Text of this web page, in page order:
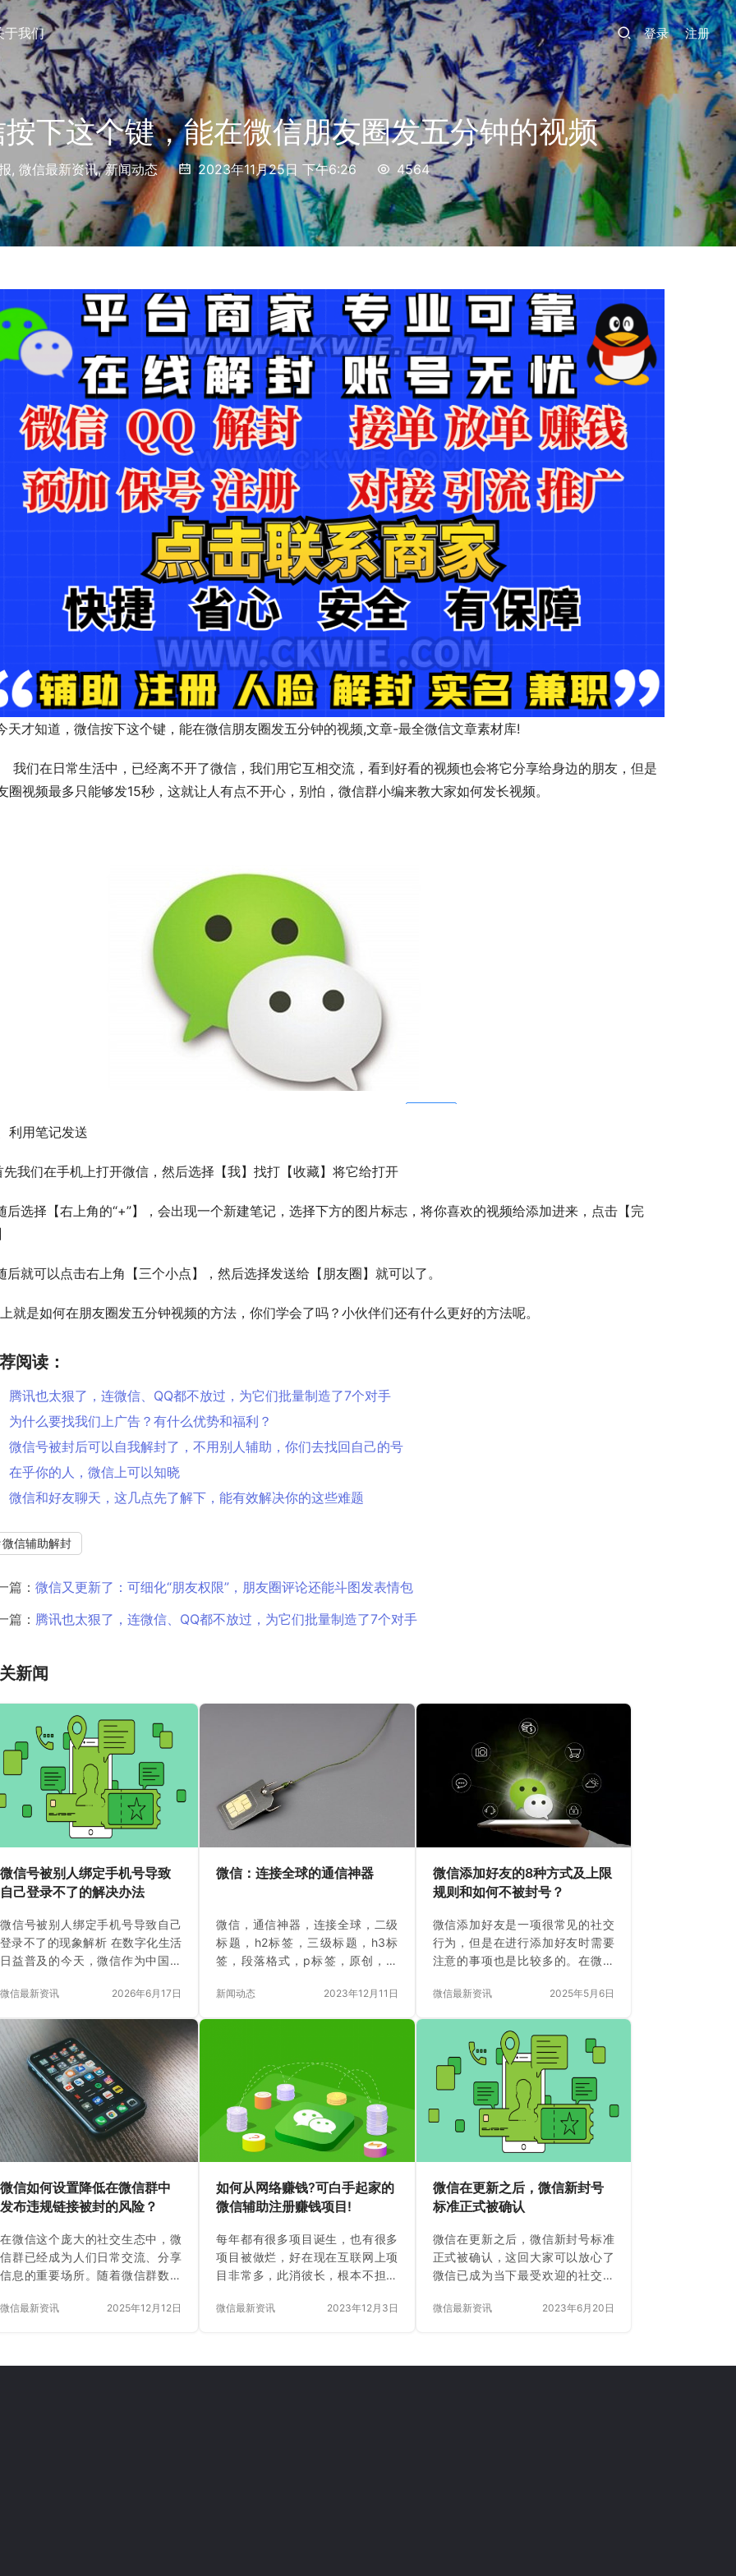
于我们 登录 注册
下这个键，能在微信朋友圈发五分钟的视频
, 微信最新资讯,新闻动态 2023年11月25日 下午6:26 4564
今天才知道，微信按下这个键，能在微信朋友圈发五分钟的视频,文章-最全微信文章素材库!
们在日常生活中，已经离不开了微信，我们用它互相交流，看到好看的视频也会将它分享给身边的朋友，但是
圈视频最多只能够发15秒，这就让人有点不开心，别怕，微信群小编来教大家如何发长视频。
利用笔记发送
先我们在手机上打开微信，然后选择【我】找打【收藏】将它给打开
后选择【右上角的“+”】，会出现一个新建笔记，选择下方的图片标志，将你喜欢的视频给添加进来，点击【完
后就可以点击右上角【三个小点】，然后选择发送给【朋友圈】就可以了。
就是如何在朋友圈发五分钟视频的方法，你们学会了吗？小伙伴们还有什么更好的方法呢。
阅读：
腾讯也太狠了，连微信、QQ都不放过，为它们批量制造了7个对手
为什么要找我们上广告？有什么优势和福利？
微信号被封后可以自我解封了，不用别人辅助，你们去找回自己的号
在乎你的人，微信上可以知晓
微信和好友聊天，这几点先了解下，能有效解决你的这些难题
微信辅助解封
篇： 微信又更新了：可细化“朋友权限”，朋友圈评论还能斗图发表情包
篇： 腾讯也太狠了，连微信、QQ都不放过，为它们批量制造了7个对手
新闻
微信号被别人绑定手机号导致
自己登录不了的解决办法
微信号被别人绑定手机号导致自己
登录不了的现象解析 在数字化生活
日益普及的今天，微信作为中国最
用户的社交、支付、工作等关键功
别人绑定手机号，导致自己无法正
常登录，往往会让人感到焦虑和无
助。这种情况背后不仅仅是账号被
盗用那么简单，更牵涉到手机号绑
定机制、账号安全策略以及用户个
人信息保护等多重复杂因素。 微信
手机号绑定是账号安全的关键环节
之一，手机号不仅是身份验证的重
验证身份等流程。一旦手机号被他
人绑定，原账号持…
微信最新资讯 2026年6月17日
微信：连接全球的通信神器
微信，通信神器，连接全球，二级
标题，h2标签，三级标题，h3标
签，段落格式，p标签，原创，人
全球的通信神器 微信是一款由中国
巨大的成功。作为一款连接全球的
通信神器，微信不仅能够满足人们
日常的通信需求，还提供了丰富多
样的功能和服务。在这篇文章中，
我们将介绍微信的特点和优势，以
及其对全球通信的影响。 一、微信
的特点 1.1 即时通讯 微信作为一款
即时通讯软件，具有快速、即时的
特点…
新闻动态 2023年12月11日
微信添加好友的8种方式及上限
规则和如何不被封号？
微信添加好友是一项很常见的社交
行为，但是在进行添加好友时需要
注意的事项也是比较多的。在微信
有上限规则和一些操作注意事项，
方式以及上限规则和如何不被封号
的方法。 一、微信添加好友的8种
方式 1. 通过手机号添加好友 在微信
中，我们可以通过对方的手机号来
添加好友。只需要在通讯录中点击
添加好友，选择通过手机号添加，
输入对方的手机号码就可以发送好
友请求了。 2. 通过微信号添加好友
可以直接通过对方的微信号来添
加…
微信最新资讯 2025年5月6日
微信如何设置降低在微信群中
发布违规链接被封的风险？
在微信这个庞大的社交生态中，微
信群已经成为人们日常交流、分享
信息的重要场所。随着微信群数量
的传播频率也随之上升，这不仅破
形势，如何能够在微信群中有效降
微信最新资讯 2025年12月12日
如何从网络赚钱?可白手起家的
微信辅助注册赚钱项目!
每年都有很多项目诞生，也有很多
项目被做烂，好在现在互联网上项
目非常多，此消彼长，根本不担心
年因为病毒肆虐大家都在家里宅
看有什么赚钱方法，研究研究如何
微信最新资讯 2023年12月3日
微信在更新之后，微信新封号
标准正式被确认
微信在更新之后，微信新封号标准
正式被确认，这回大家可以放心了
微信已成为当下最受欢迎的社交软
微信，然后每天不停的刷刷微信。
离多远，可以无障沟通。而作为腾
微信最新资讯 2023年6月20日